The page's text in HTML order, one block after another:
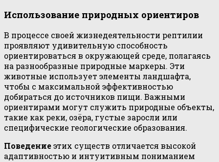
Использование природных ориентиров
В процессе своей жизнедеятельности рептилии
проявляют удивительную способность
ориентироваться в окружающей среде, полагаясь
на разнообразные природные маркеры. Эти
животные использует элементы ландшафта,
чтобы с максимальной эффективностью
добираться до источников пищи. Важными
ориентирами могут служить природные объекты,
такие как реки, озёра, густые заросли или
специфические геологические образования.
Поведениеэтих существ отличается высокой
адаптивностью и интуитивным пониманием